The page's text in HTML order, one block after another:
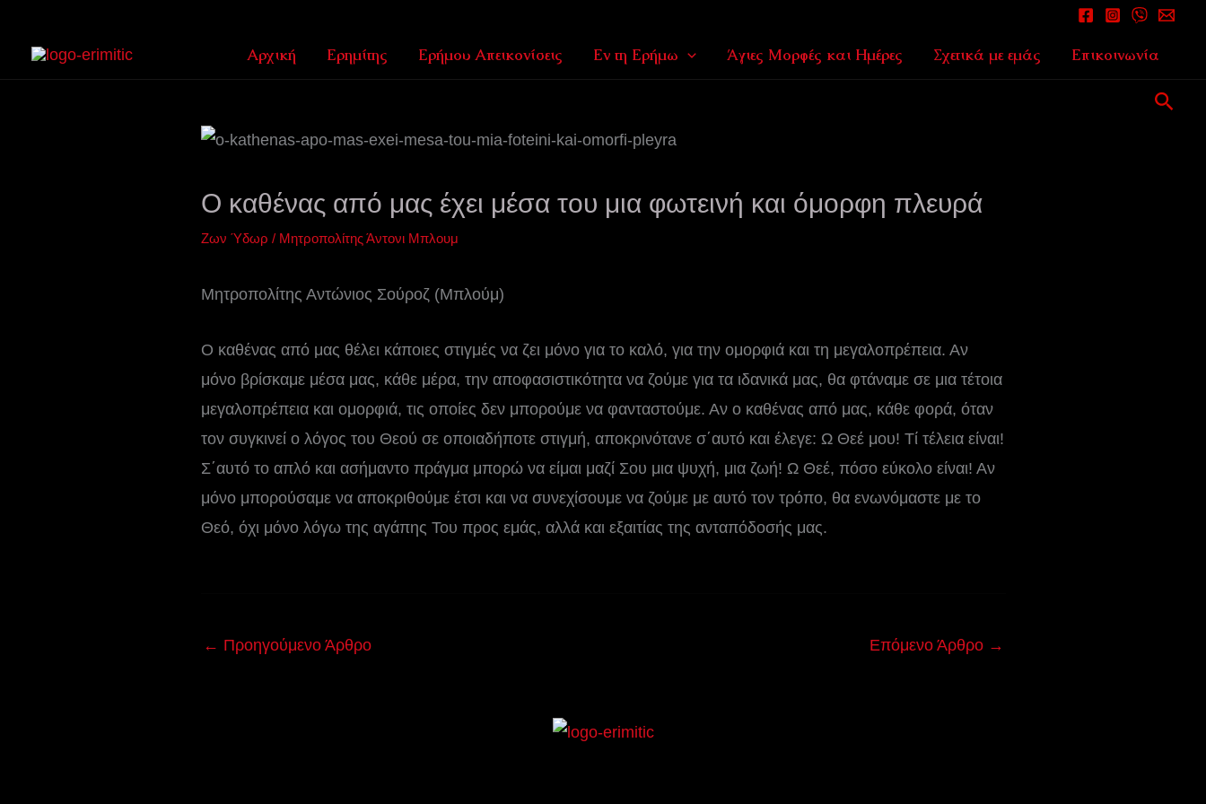
Αρχική Ερημίτης Ερήμου Απεικονίσεις Εν τη Ερήμω Άγιες Μορφές και Ημέρες Σχετικά με εμάς Επικοινωνία
Ο καθένας από μας έχει μέσα του μια φωτεινή και όμορφη πλευρά
Ζων Ύδωρ / Μητροπολίτης Άντονι Μπλουμ
Μητροπολίτης Αντώνιος Σούροζ (Μπλούμ)
Ο καθένας από μας θέλει κάποιες στιγμές να ζει μόνο για το καλό, για την ομορφιά και τη μεγαλοπρέπεια. Αν
μόνο βρίσκαμε μέσα μας, κάθε μέρα, την αποφασιστικότητα να ζούμε για τα ιδανικά μας, θα φτάναμε σε μια τέτοια
μεγαλοπρέπεια και ομορφιά, τις οποίες δεν μπορούμε να φανταστούμε. Αν ο καθένας από μας, κάθε φορά, όταν
τον συγκινεί ο λόγος του Θεού σε οποιαδήποτε στιγμή, αποκρινότανε σ΄αυτό και έλεγε: Ω Θεέ μου! Τί τέλεια είναι!
Σ΄αυτό το απλό και ασήμαντο πράγμα μπορώ να είμαι μαζί Σου μια ψυχή, μια ζωή! Ω Θεέ, πόσο εύκολο είναι! Αν
μόνο μπορούσαμε να αποκριθούμε έτσι και να συνεχίσουμε να ζούμε με αυτό τον τρόπο, θα ενωνόμαστε με το
Θεό, όχι μόνο λόγω της αγάπης Του προς εμάς, αλλά και εξαιτίας της ανταπόδοσής μας.
← Προηγούμενο Άρθρο Επόμενο Άρθρο →